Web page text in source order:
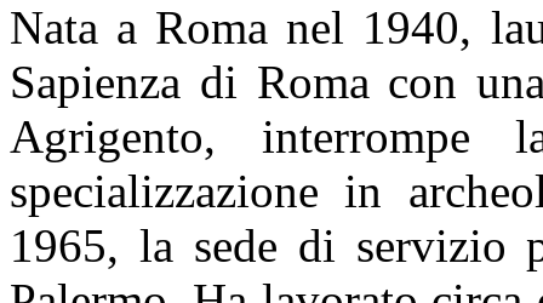
Nata a Roma nel 1940,
Sapienza di Roma con
Agrigento, interrompe
specializzazione in
1965, la sede di servizio